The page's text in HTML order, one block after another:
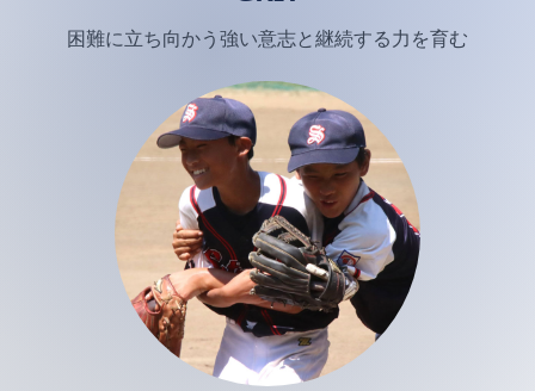
困難に立ち向かう強い意志と継続する力を育む